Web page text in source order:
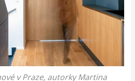
v Praze, autorky Martina